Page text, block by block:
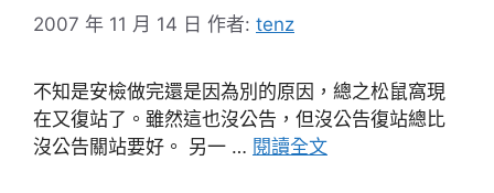
2007 年 11 月 14 日 作者: tenz
不知是安檢做完還是因為別的原因，總之松鼠窩現
在又復站了。雖然這也沒公告，但沒公告復站總比
沒公告關站要好。 另一 … 閱讀全文